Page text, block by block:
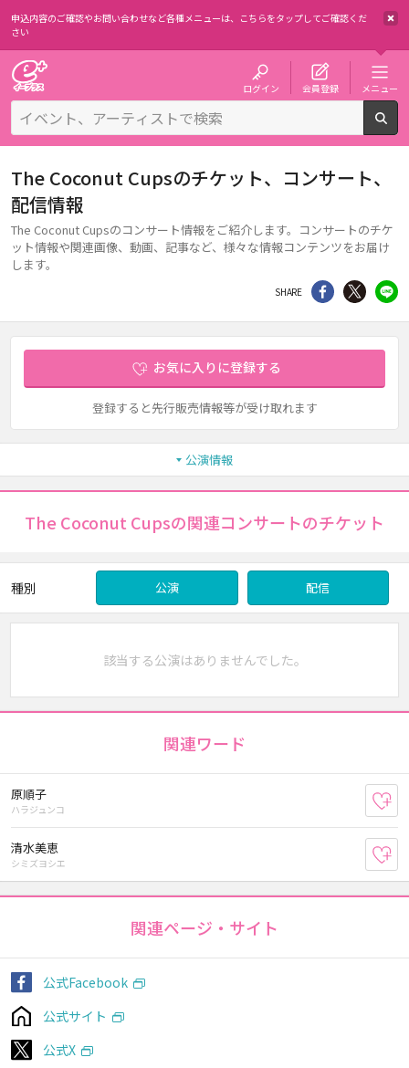
申込内容のご確認やお問い合わせなど各種メニューは、 こちらをタップしてご確認くだ
さい
ログイン 会員登録 メニュー
The Coconut Cupsのチケット、コンサート、
配信情報
The Coconut Cupsのコンサート情報をご紹介します。コンサートのチケ
ット情報や関連画像、動画、記事など、様々な情報コンテンツをお届け
します。
SHARE シェア Twitter
お気に入りに登録する
登録すると先行販売情報等が受け取れます
公演情報
The Coconut Cupsの関連コンサートのチケット
種別 公演 配信
該当する公演はありませんでした。
関連ワード
原順子
ハラジュンコ
清水美恵
シミズヨシエ
関連ページ・サイト
公式Facebook
公式サイト
公式X